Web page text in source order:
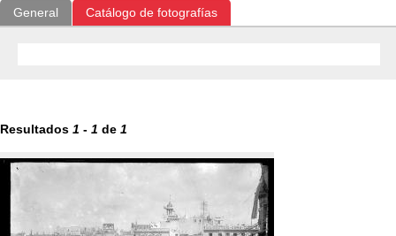
General Catálogo de fotografías
Resultados 1 - 1 de 1